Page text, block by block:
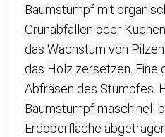
Baumstumpf mit
Grünabfällen oder
das Wachstum von
das Holz zersetzen.
Abfräsen des Stumpfes.
Baumstumpf maschinell
Erdoberfläche